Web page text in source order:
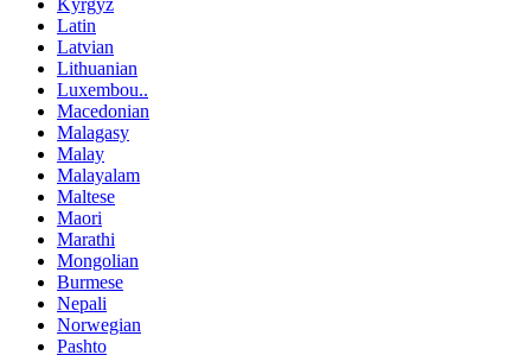
Kyrgyz
Latin
Latvian
Lithuanian
Luxembou..
Macedonian
Malagasy
Malay
Malayalam
Maltese
Maori
Marathi
Mongolian
Burmese
Nepali
Norwegian
Pashto